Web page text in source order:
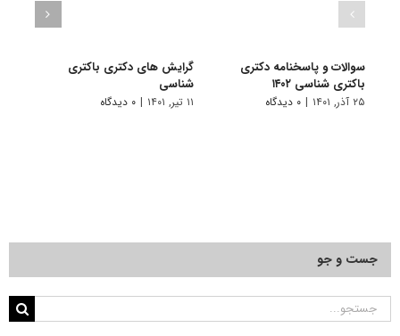
سوالات و پاسخنامه دکتری
باکتری شناسی ۱۴۰۲
۲۵ آذر, ۱۴۰۱ | ۰ دیدگاه
گرایش های دکتری باکتری
شناسی
۱۱ تیر, ۱۴۰۱ | ۰ دیدگاه
جست و جو
جستجو